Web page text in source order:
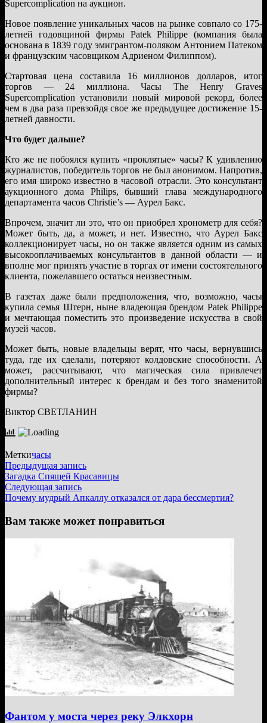
Supercomplication на аукцион.
Новое появление уникальных часов на рынке совпало со 175-
летней годовщиной фирмы Patek Philippe (компания была
основана в 1839 году эмигрантом-поляком Антонием Патеком
и французским часовщиком Адриеном Филиппом).
Стартовая цена составила 16 миллионов долларов, итог
торгов — 24 миллиона. Часы The Henry Graves
Supercomplication установили новый мировой рекорд, более
чем в два раза превзойдя свое же предыдущее достижение 15-
летней давности.
Что будет дальше?
Кто же не побоялся купить «проклятые» часы? К удивлению
журналистов, победитель торгов не был анонимом. Напротив,
его имя широко известно в часовой отрасли. Это консультант
аукционного дома Philips, бывший глава международного
департамента часов Christie’s — Аурел Бакс.
Впрочем, значит ли это, что он приобрел хронометр для себя?
Может быть, да, а может, и нет. Известно, что Аурел Бакс
коллекционирует часы, но он также является одним из самых
высокооплачиваемых консультантов в данной области — и
вполне мог принять участие в торгах от имени состоятельного
клиента, пожелавшего остаться неизвестным.
В газетах даже были предположения, что, возможно, часы
купила семья Штерн, ныне владеющая брендом Patek Philippe
и мечтающая поместить это произведение искусства в свой
музей часов.
Может быть, новые владельцы верят, что часы, вернувшись
туда, где их сделали, потеряют колдовские способности. А
может, рассчитывают, что магическая сила привлечет
дополнительный интерес к брендам и без того знаменитой
фирмы?
Виктор СВЕТЛАНИН
Меткичасы
Навигация
по
записям
Предыдущая записьПредыдущая
запись:
Загадка Спящей Красавицы
Следующая записьСледующая
запись:
Почему мудрый Апкаллу отказался от дара бессмертия?
Вам также может понравиться
Фантом у моста через реку Элкхорн